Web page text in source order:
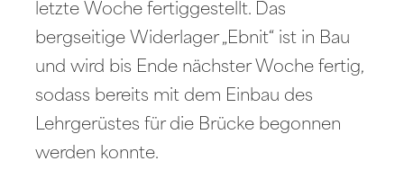
letzte Woche fertiggestellt. Das
bergseitige Widerlager „Ebnit“ ist in Bau
und wird bis Ende nächster Woche fertig,
sodass bereits mit dem Einbau des
Lehrgerüstes für die Brücke begonnen
werden konnte.